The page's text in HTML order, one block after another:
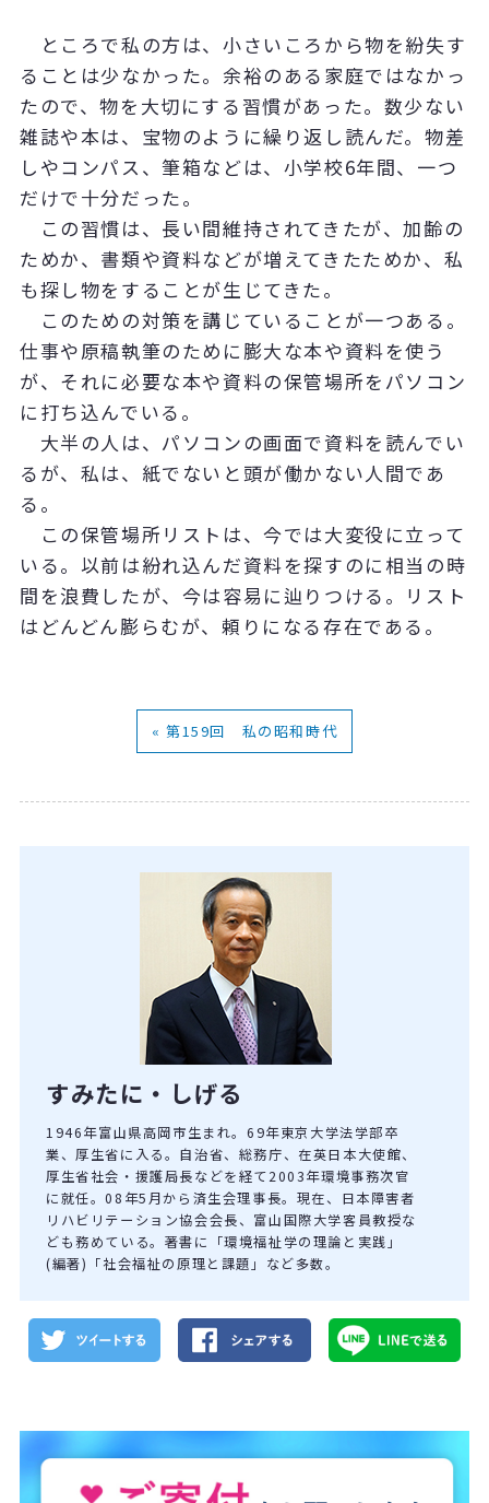
ところで私の方は、小さいころから物を紛失す
ることは少なかった。余裕のある家庭ではなかっ
たので、物を大切にする習慣があった。数少ない
雑誌や本は、宝物のように繰り返し読んだ。物差
しやコンパス、筆箱などは、小学校6年間、一つ
だけで十分だった。
この習慣は、長い間維持されてきたが、加齢の
ためか、書類や資料などが増えてきたためか、私
も探し物をすることが生じてきた。
このための対策を講じていることが一つある。
仕事や原稿執筆のために膨大な本や資料を使う
が、それに必要な本や資料の保管場所をパソコン
に打ち込んでいる。
大半の人は、パソコンの画面で資料を読んでい
るが、私は、紙でないと頭が働かない人間であ
る。
この保管場所リストは、今では大変役に立って
いる。以前は紛れ込んだ資料を探すのに相当の時
間を浪費したが、今は容易に辿りつける。リスト
はどんどん膨らむが、頼りになる存在である。
« 第159回 私の昭和時代
すみたに・しげる
1946年富山県高岡市生まれ。69年東京大学法学部卒
業、厚生省に入る。自治省、総務庁、在英日本大使館、
厚生省社会・援護局長などを経て2003年環境事務次官
に就任。08年5月から済生会理事長。現在、日本障害者
リハビリテーション協会会長、富山国際大学客員教授な
ども務めている。著書に「環境福祉学の理論と実践」
(編著)「社会福祉の原理と課題」など多数。